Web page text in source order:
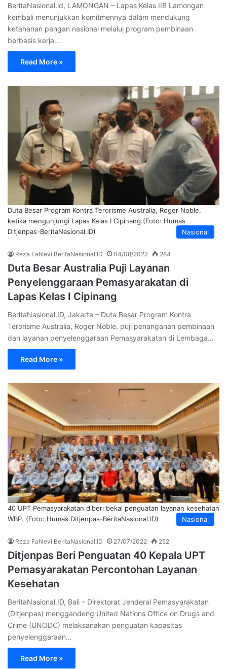
BeritaNasional.id, LAMONGAN – Lapas Kelas IIB Lamongan
kembali menunjukkan komitmennya dalam mendukung
ketahanan pangan nasional melalui program pembinaan
berbasis kerja.…
Read More »
Nasional
Duta Besar Program Kontra Terorisme Australia, Roger Noble,
ketika mengunjungi Lapas Kelas I Cipinang.(Foto: Humas
Ditjenpas-BeritaNasional.ID)
Reza Fahlevi BeritaNasional.ID 04/08/2022 284
Duta Besar Australia Puji Layanan
Penyelenggaraan Pemasyarakatan di
Lapas Kelas I Cipinang
BeritaNasional.ID, Jakarta – Duta Besar Program Kontra
Terorisme Australia, Roger Noble, puji penanganan pembinaan
dan layanan penyelenggaraan Pemasyarakatan di Lembaga…
Read More »
Nasional
40 UPT Pemasyarakatan diberi bekal penguatan layanan kesehatan
WBP. (Foto: Humas Ditjenpas-BeritaNasional.ID)
Reza Fahlevi BeritaNasional.ID 27/07/2022 252
Ditjenpas Beri Penguatan 40 Kepala UPT
Pemasyarakatan Percontohan Layanan
Kesehatan
BeritaNasional.ID, Bali – Direktorat Jenderal Pemasyarakatan
(Ditjenpas) menggandeng United Nations Office on Drugs and
Crime (UNODC) melaksanakan penguatan kapasitas
penyelenggaraan…
Read More »